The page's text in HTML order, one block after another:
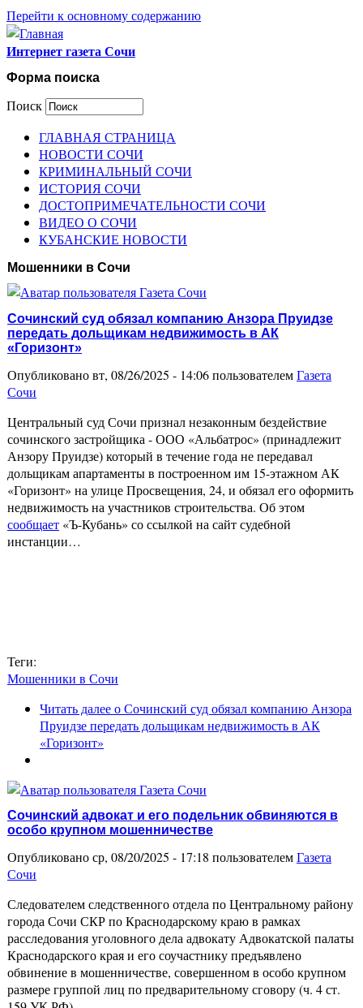
Перейти к основному содержанию
Интернет газета Сочи
Форма поиска
Поиск
ГЛАВНАЯ СТРАНИЦА
НОВОСТИ СОЧИ
КРИМИНАЛЬНЫЙ СОЧИ
ИСТОРИЯ СОЧИ
ДОСТОПРИМЕЧАТЕЛЬНОСТИ СОЧИ
ВИДЕО О СОЧИ
КУБАНСКИЕ НОВОСТИ
Мошенники в Сочи
Сочинский суд обязал компанию Анзора Пруидзе
передать дольщикам недвижимость в АК
«Горизонт»
Опубликовано вт, 08/26/2025 - 14:06 пользователемГазета
Сочи
Центральный суд Сочи признал незаконным бездействие
сочинского застройщика - ООО «Альбатрос» (принадлежит
Анзору Пруидзе) который в течение года не передавал
дольщикам апартаменты в построенном им 15-этажном АК
«Горизонт» на улице Просвещения, 24, и обязал его оформить
недвижимость на участников строительства. Об этом
сообщает «Ъ-Кубань» со ссылкой на сайт судебной
инстанции…
Теги:
Мошенники в Сочи
Читать далеео Сочинский суд обязал компанию Анзора
Пруидзе передать дольщикам недвижимость в АК
«Горизонт»
Сочинский адвокат и его подельник обвиняются в
особо крупном мошенничестве
Опубликовано ср, 08/20/2025 - 17:18 пользователемГазета
Сочи
Следователем следственного отдела по Центральному району
города Сочи СКР по Краснодарскому краю в рамках
расследования уголовного дела адвокату Адвокатской палаты
Краснодарского края и его соучастнику предъявлено
обвинение в мошенничестве, совершенном в особо крупном
размере группой лиц по предварительному сговору (ч. 4 ст.